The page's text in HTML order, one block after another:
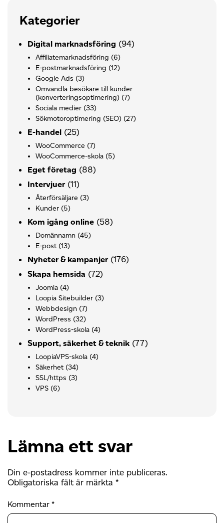
Kategorier
Digital marknadsföring (94)
Affiliatemarknadsföring (6)
E-postmarknadsföring (12)
Google Ads (3)
Omvandla besökare till kunder
(konverteringsoptimering) (7)
Sociala medier (33)
Sökmotoroptimering (SEO) (27)
E-handel (25)
WooCommerce (7)
WooCommerce-skola (5)
Eget företag (88)
Intervjuer (11)
Återförsäljare (3)
Kunder (5)
Kom igång online (58)
Domännamn (45)
E-post (13)
Nyheter & kampanjer (176)
Skapa hemsida (72)
Joomla (4)
Loopia Sitebuilder (3)
Webbdesign (7)
WordPress (32)
WordPress-skola (4)
Support, säkerhet & teknik (77)
LoopiaVPS-skola (4)
Säkerhet (34)
SSL/https (3)
VPS (6)
Lämna ett svar
Din e-postadress kommer inte publiceras.
Obligatoriska fält är märkta *
Kommentar *